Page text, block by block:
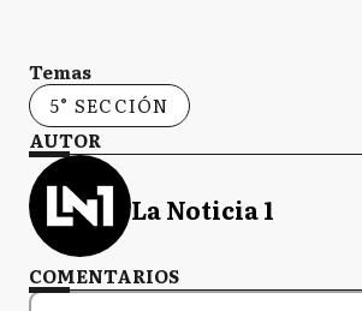
Temas
5° SECCIÓN
AUTOR
La Noticia 1
COMENTARIOS